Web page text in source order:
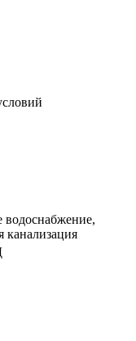
водоснабжение,
канализация